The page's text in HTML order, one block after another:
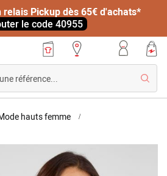
Pickup dès 65€ d'achats*
le code 40955
hauts femme